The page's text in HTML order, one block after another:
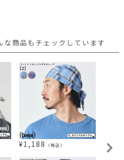
な商品もチェックしています
¥1,188 （税込） ¥